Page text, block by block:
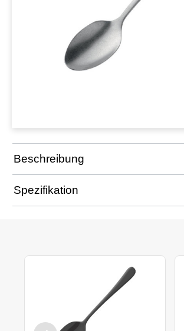
Beschreibung
Spezifikation